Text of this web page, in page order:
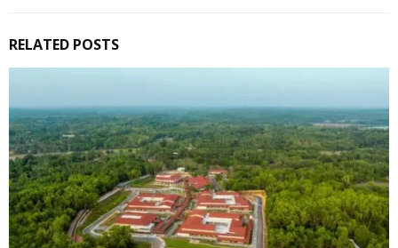
RELATED POSTS